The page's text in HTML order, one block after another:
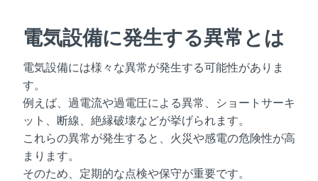
電気設備に発生する異常とは
電気設備には様々な異常が発生する可能性がありま
す。
例えば、過電流や過電圧による異常、ショートサーキ
ット、断線、絶縁破壊などが挙げられます。
これらの異常が発生すると、火災や感電の危険性が高
まります。
そのため、定期的な点検や保守が重要です。